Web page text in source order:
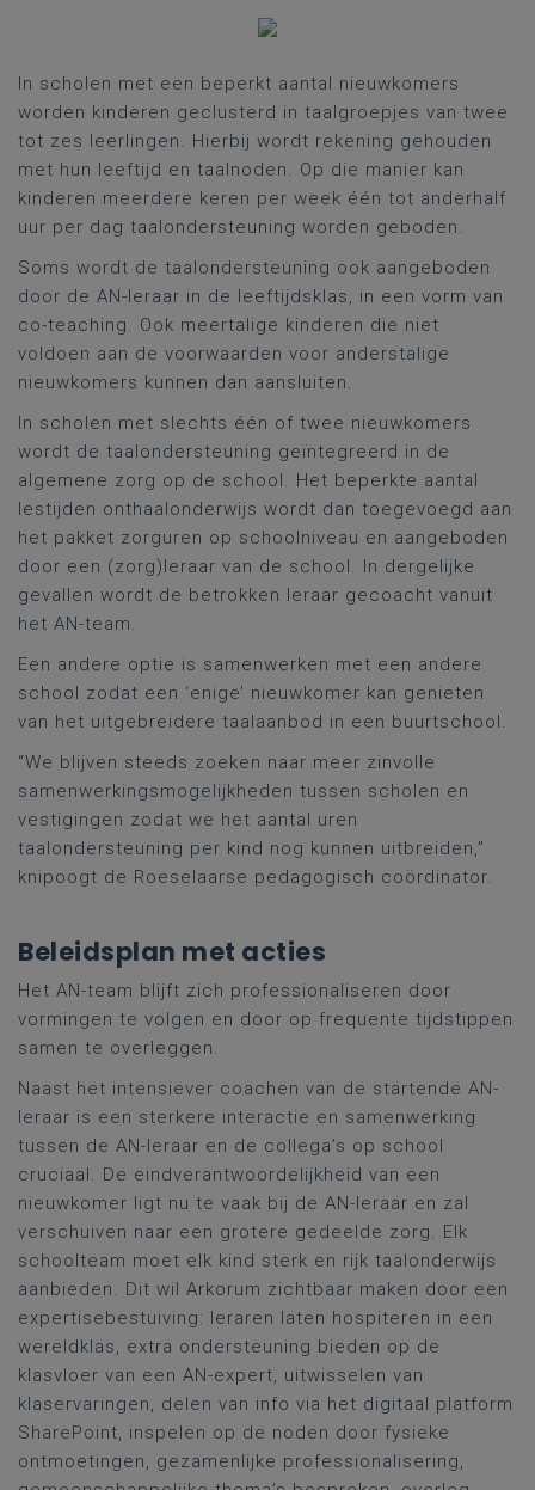
In scholen met een beperkt aantal nieuwkomers
worden kinderen geclusterd in taalgroepjes van twee
tot zes leerlingen. Hierbij wordt rekening gehouden
met hun leeftijd en taalnoden. Op die manier kan
kinderen meerdere keren per week één tot anderhalf
uur per dag taalondersteuning worden geboden.
Soms wordt de taalondersteuning ook aangeboden
door de AN-leraar in de leeftijdsklas, in een vorm van
co-teaching. Ook meertalige kinderen die niet
voldoen aan de voorwaarden voor anderstalige
nieuwkomers kunnen dan aansluiten.
In scholen met slechts één of twee nieuwkomers
wordt de taalondersteuning geïntegreerd in de
algemene zorg op de school. Het beperkte aantal
lestijden onthaalonderwijs wordt dan toegevoegd aan
het pakket zorguren op schoolniveau en aangeboden
door een (zorg)leraar van de school. In dergelijke
gevallen wordt de betrokken leraar gecoacht vanuit
het AN-team.
Een andere optie is samenwerken met een andere
school zodat een ‘enige’ nieuwkomer kan genieten
van het uitgebreidere taalaanbod in een buurtschool.
“We blijven steeds zoeken naar meer zinvolle
samenwerkingsmogelijkheden tussen scholen en
vestigingen zodat we het aantal uren
taalondersteuning per kind nog kunnen uitbreiden,”
knipoogt de Roeselaarse pedagogisch coördinator.
Beleidsplan met acties
Het AN-team blijft zich professionaliseren door
vormingen te volgen en door op frequente tijdstippen
samen te overleggen.
Naast het intensiever coachen van de startende AN-
leraar is een sterkere interactie en samenwerking
tussen de AN-leraar en de collega’s op school
cruciaal. De eindverantwoordelijkheid van een
nieuwkomer ligt nu te vaak bij de AN-leraar en zal
verschuiven naar een grotere gedeelde zorg. Elk
schoolteam moet elk kind sterk en rijk taalonderwijs
aanbieden. Dit wil Arkorum zichtbaar maken door een
expertisebestuiving: leraren laten hospiteren in een
wereldklas, extra ondersteuning bieden op de
klasvloer van een AN-expert, uitwisselen van
klaservaringen, delen van info via het digitaal platform
SharePoint, inspelen op de noden door fysieke
ontmoetingen, gezamenlijke professionalisering,